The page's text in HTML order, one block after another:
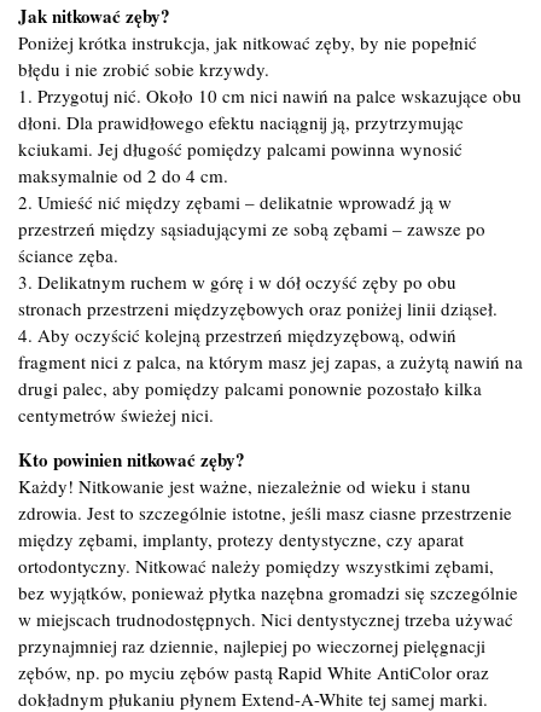
Jak nitkować zęby?
Poniżej krótka instrukcja, jak nitkować zęby, by nie popełnić
błędu i nie zrobić sobie krzywdy.
1. Przygotuj nić. Około 10 cm nici nawiń na palce wskazujące obu
dłoni. Dla prawidłowego efektu naciągnij ją, przytrzymując
kciukami. Jej długość pomiędzy palcami powinna wynosić
maksymalnie od 2 do 4 cm.
2. Umieść nić między zębami – delikatnie wprowadź ją w
przestrzeń między sąsiadującymi ze sobą zębami – zawsze po
ściance zęba.
3. Delikatnym ruchem w górę i w dół oczyść zęby po obu
stronach przestrzeni międzyzębowych oraz poniżej linii dziąseł.
4. Aby oczyścić kolejną przestrzeń międzyzębową, odwiń
fragment nici z palca, na którym masz jej zapas, a zużytą nawiń na
drugi palec, aby pomiędzy palcami ponownie pozostało kilka
centymetrów świeżej nici.
Kto powinien nitkować zęby?
Każdy! Nitkowanie jest ważne, niezależnie od wieku i stanu
zdrowia. Jest to szczególnie istotne, jeśli masz ciasne przestrzenie
między zębami, implanty, protezy dentystyczne, czy aparat
ortodontyczny. Nitkować należy pomiędzy wszystkimi zębami,
bez wyjątków, ponieważ płytka nazębna gromadzi się szczególnie
w miejscach trudnodostępnych. Nici dentystycznej trzeba używać
przynajmniej raz dziennie, najlepiej po wieczornej pielęgnacji
zębów, np. po myciu zębów pastą Rapid White AntiColor oraz
dokładnym płukaniu płynem Extend-A-White tej samej marki.